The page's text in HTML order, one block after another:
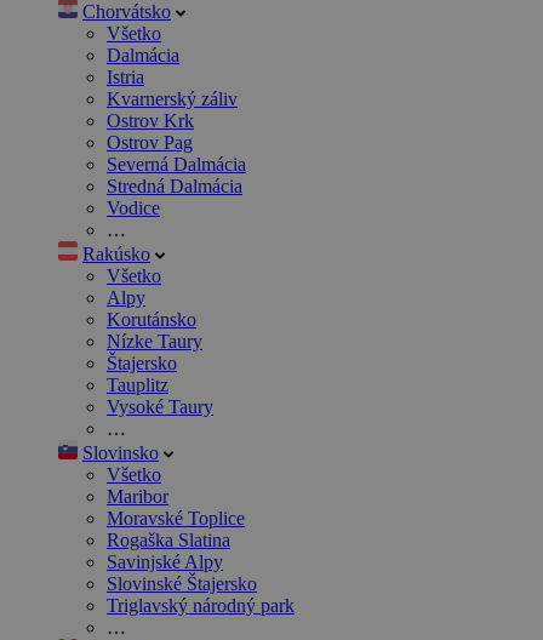
Chorvátsko
Všetko
Dalmácia
Istria
Kvarnerský záliv
Ostrov Krk
Ostrov Pag
Severná Dalmácia
Stredná Dalmácia
Vodice
…
Rakúsko
Všetko
Alpy
Korutánsko
Nízke Taury
Štajersko
Tauplitz
Vysoké Taury
…
Slovinsko
Všetko
Maribor
Moravské Toplice
Rogaška Slatina
Savinjské Alpy
Slovinské Štajersko
Triglavský národný park
…